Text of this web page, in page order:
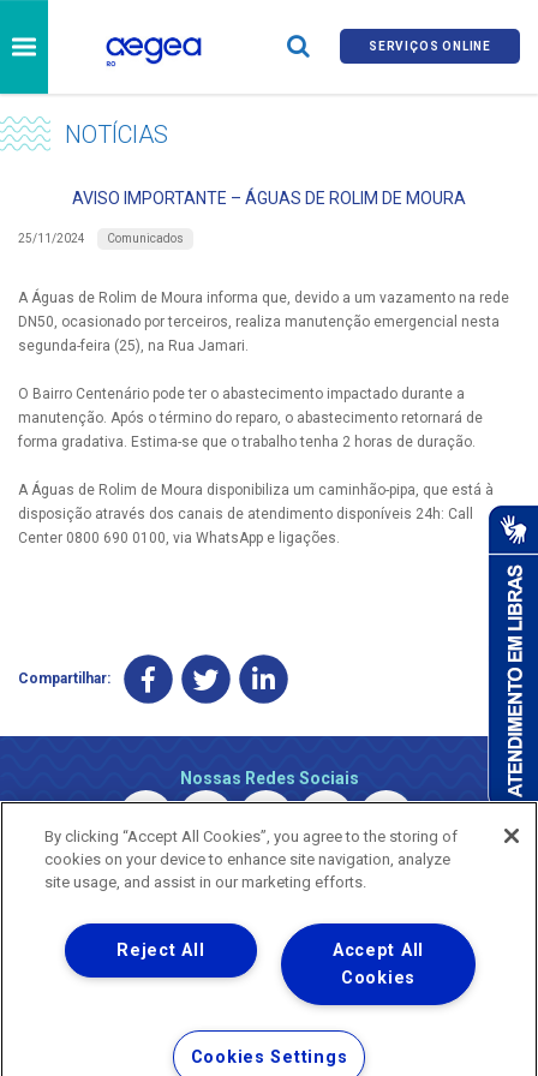
SERVIÇOS ONLINE
NOTÍCIAS
AVISO IMPORTANTE – ÁGUAS DE ROLIM DE MOURA
25/11/2024 Comunicados
A Águas de Rolim de Moura informa que, devido a um vazamento na rede
DN50, ocasionado por terceiros, realiza manutenção emergencial nesta
segunda-feira (25), na Rua Jamari.
O Bairro Centenário pode ter o abastecimento impactado durante a
manutenção. Após o término do reparo, o abastecimento retornará de
forma gradativa. Estima-se que o trabalho tenha 2 horas de duração.
A Águas de Rolim de Moura disponibiliza um caminhão-pipa, que está à
disposição através dos canais de atendimento disponíveis 24h: Call
Center 0800 690 0100, via WhatsApp e ligações.
Compartilhar:
Nossas Redes Sociais
Copyright © 2026 - Todos os Direitos Reservados.
Nossa natureza movimenta a vida
Termos Gerais de Uso de Sites e Aplicativos
Política de Privacidade e Proteção de Dados
By clicking “Accept All Cookies”, you agree to the storing of
cookies on your device to enhance site navigation, analyze
site usage, and assist in our marketing efforts.
Accept All
Cookies
Reject All
Cookies Settings